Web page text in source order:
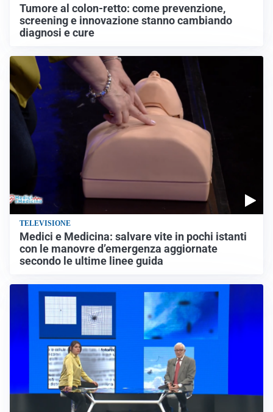
Tumore al colon-retto: come prevenzione,
screening e innovazione stanno cambiando
diagnosi e cure
TELEVISIONE
Medici e Medicina: salvare vite in pochi istanti
con le manovre d’emergenza aggiornate
secondo le ultime linee guida